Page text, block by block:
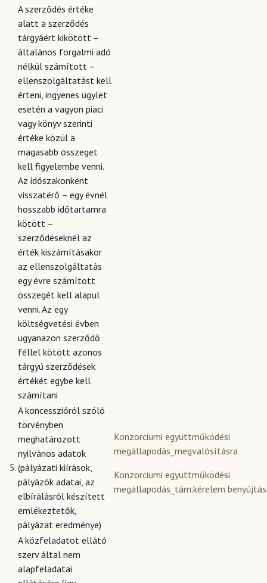
A szerződés értéke
alatt a szerződés
tárgyáért kikötött –
általános forgalmi adó
nélkül számított –
ellenszolgáltatást kell
érteni, ingyenes ügylet
esetén a vagyon piaci
vagy könyv szerinti
értéke közül a
magasabb összeget
kell figyelembe venni.
Az időszakonként
visszatérő – egy évnél
hosszabb időtartamra
kötött –
szerződéseknél az
érték kiszámításakor
az ellenszolgáltatás
egy évre számított
összegét kell alapul
venni. Az egy
költségvetési évben
ugyanazon szerződő
féllel kötött azonos
tárgyú szerződések
értékét egybe kell
számítani
5.
A koncesszióról szóló
törvényben
meghatározott
nyilvános adatok
(pályázati kiírások,
pályázók adatai, az
elbírálásról készített
emlékeztetők,
pályázat eredménye)
Konzorciumi együttműködési
megállapodás_megvalósításra
Konzorciumi együttműködési
megállapodás_tám.kérelem
A közfeladatot ellátó
szerv által nem
alapfeladatai